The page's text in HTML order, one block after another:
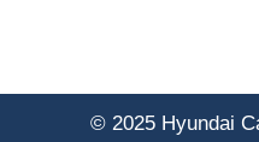
© 2025 Hyundai